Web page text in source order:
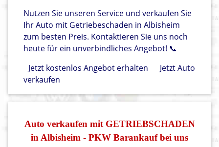
Nutzen Sie unseren Service und verkaufen Sie
Ihr Auto mit Getriebeschaden in Albisheim
zum besten Preis. Kontaktieren Sie uns noch
heute für ein unverbindliches Angebot! 📞
Jetzt kostenlos Angebot erhalten
Jetzt Auto
verkaufen
Auto verkaufen mit GETRIEBSCHADEN
in Albisheim - PKW Barankauf bei uns